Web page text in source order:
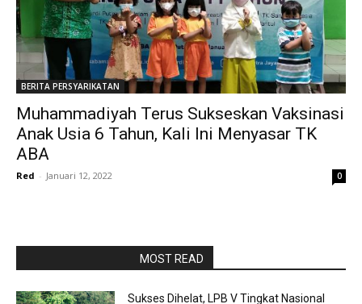
BERITA PERSYARIKATAN
Muhammadiyah Terus Sukseskan Vaksinasi
Anak Usia 6 Tahun, Kali Ini Menyasar TK
ABA
Red - Januari 12, 2022 0
MOST READ
Sukses Dihelat, LPB V Tingkat Nasional